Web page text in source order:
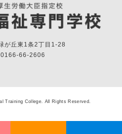
が丘東1条2丁目1-28
0166-66-2606
Training College. All Rights Reserved.